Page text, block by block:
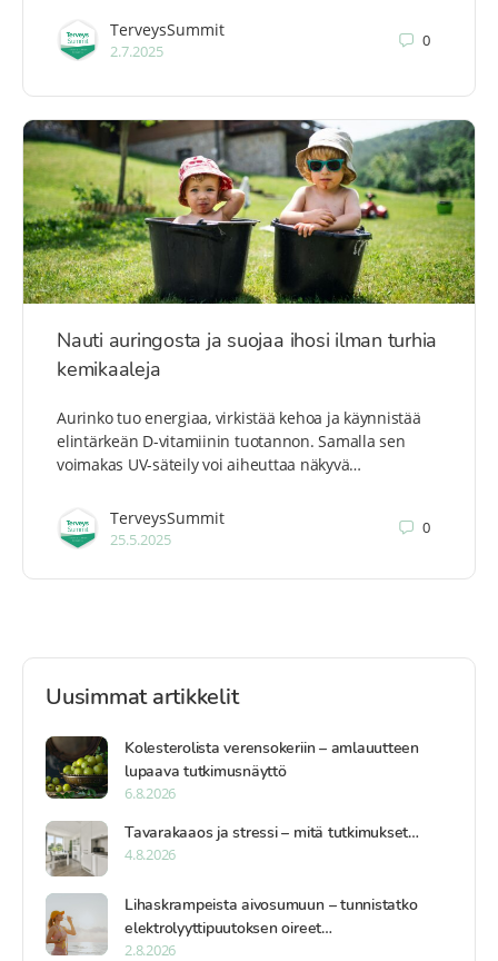
TerveysSummit
2.7.2025
0
Nauti auringosta ja suojaa ihosi ilman turhia
kemikaaleja
Aurinko tuo energiaa, virkistää kehoa ja käynnistää
elintärkeän D-vitamiinin tuotannon. Samalla sen
voimakas UV-säteily voi aiheuttaa näkyvä…
TerveysSummit
25.5.2025
0
Uusimmat artikkelit
Kolesterolista verensokeriin – amlauutteen
lupaava tutkimusnäyttö
6.8.2026
Tavarakaaos ja stressi – mitä tutkimukset…
4.8.2026
Lihaskrampeista aivosumuun – tunnistatko
elektrolyyttipuutoksen oireet…
2.8.2026